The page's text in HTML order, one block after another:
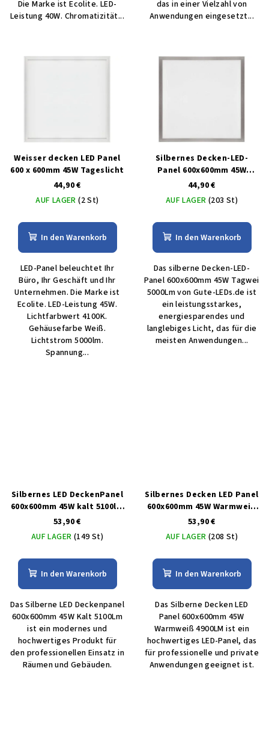
Die Marke ist Ecolite. LED-
Leistung 40W. Chromatizität...
das in einer Vielzahl von
Anwendungen eingesetzt...
Weisser decken LED Panel
600 x 600mm 45W Tageslicht
44,90 €
AUF LAGER(2 St)
In den Warenkorb
LED-Panel beleuchtet Ihr
Büro, Ihr Geschäft und Ihr
Unternehmen. Die Marke ist
Ecolite. LED-Leistung 45W.
Lichtfarbwert 4100K.
Gehäusefarbe Weiß.
Lichtstrom 5000lm.
Spannung...
Silbernes Decken-LED-
Panel 600x600mm 45W
tagweiß 5000lm
44,90 €
AUF LAGER (203 St)
In den Warenkorb
Das silberne Decken-LED-
Panel 600x600mm 45W Tagwei
5000Lm von Gute-LEDs.de ist
ein leistungsstarkes,
energiesparendes und
langlebiges Licht, das für die
meisten Anwendungen...
Silbernes LED DeckenPanel
600x600mm 45W kalt 5100lm
IP44
53,90 €
AUF LAGER (149 St)
In den Warenkorb
Das Silberne LED Deckenpanel
600x600mm 45W Kalt 5100Lm
ist ein modernes und
hochwertiges Produkt für
den professionellen Einsatz in
Räumen und Gebäuden.
Silbernes Decken LED Panel
600x600mm 45W Warmweiß
4900lm
53,90 €
AUF LAGER (208 St)
In den Warenkorb
Das Silberne Decken LED
Panel 600x600mm 45W
Warmweiß 4900LM ist ein
hochwertiges LED-Panel, das
für professionelle und private
Anwendungen geeignet ist.